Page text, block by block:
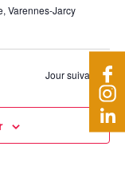
Varennes-Jarcy
Jour suivant